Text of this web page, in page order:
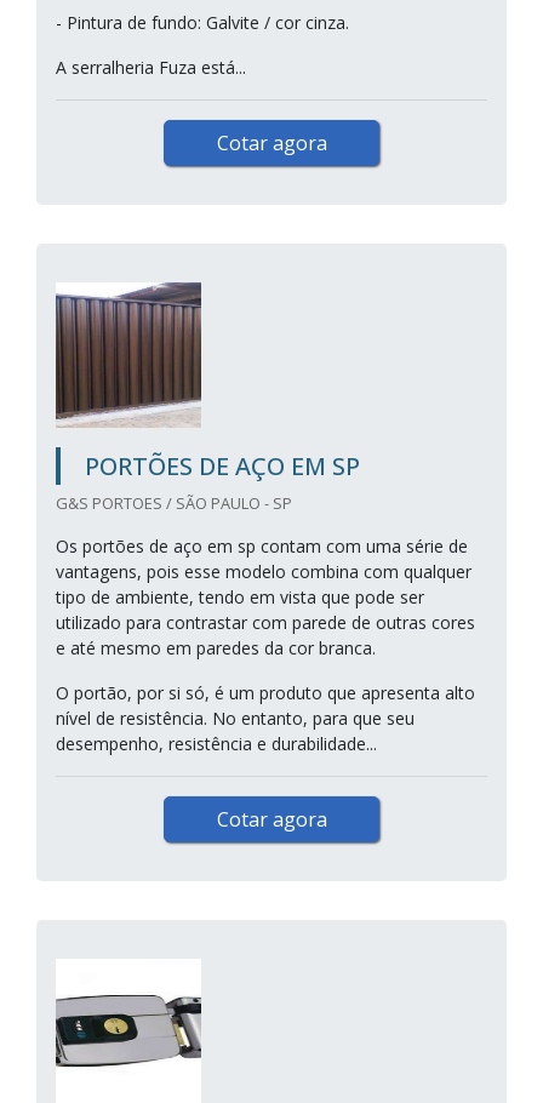
- Pintura de fundo: Galvite / cor cinza.
A serralheria Fuza está...
Cotar agora
PORTÕES DE AÇO EM SP
G&S PORTOES / SÃO PAULO - SP
Os portões de aço em sp contam com uma série de
vantagens, pois esse modelo combina com qualquer
tipo de ambiente, tendo em vista que pode ser
utilizado para contrastar com parede de outras cores
e até mesmo em paredes da cor branca.
O portão, por si só, é um produto que apresenta alto
nível de resistência. No entanto, para que seu
desempenho, resistência e durabilidade...
Cotar agora